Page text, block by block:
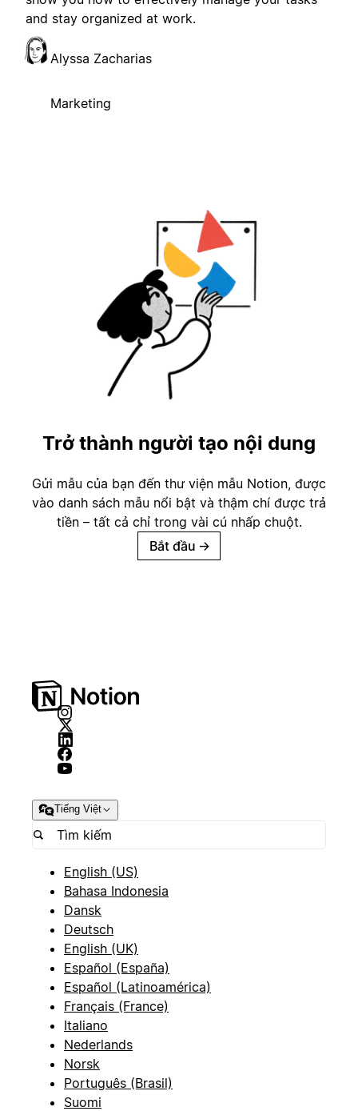
and stay organized at work.
Alyssa Zacharias
Marketing
Trở thành người tạo nội dung
Gửi mẫu của bạn đến thư viện mẫu Notion, được
vào danh sách mẫu nổi bật và thậm chí được trả
tiền – tất cả chỉ trong vài cú nhấp chuột.
Bắt đầu →
Tiếng Việt
English (US)
Bahasa Indonesia
Dansk
Deutsch
English (UK)
Español (España)
Español (Latinoamérica)
Français (France)
Italiano
Nederlands
Norsk
Português (Brasil)
Suomi